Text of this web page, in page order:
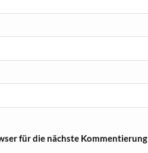
für die nächste Kommentierung